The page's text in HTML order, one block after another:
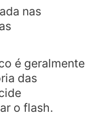
nas
é geralmente
das
o flash.